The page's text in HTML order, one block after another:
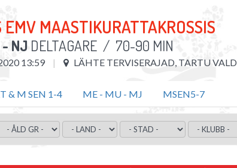
EMV MAASTIKURATTAKROSSIS
- NJ DELTAGARE / 70-90 MIN
13:59 LÄHTE TERVISERAJAD, TARTU VALD
& M SEN 1-4 ME - MU - MJ MSEN5-7